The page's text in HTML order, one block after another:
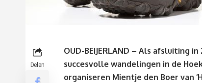
Delen
OUD-BEIJERLAND – Als afsluiting
succesvolle wandelingen in de
organiseren Mientje den Boer van